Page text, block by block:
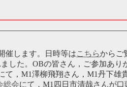
催します。日時等はこちらからご
した。OBの皆さん，ご参加あり
て，M1澤柳飛翔さん，M1丹下雄
総会にて，M1四日市清哉さんが口